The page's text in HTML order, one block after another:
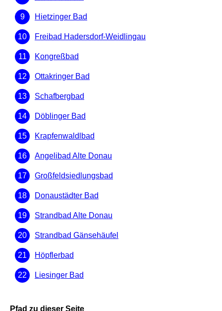
Hietzinger Bad
Freibad Hadersdorf-Weidlingau
Kongreßbad
Ottakringer Bad
Schafbergbad
Döblinger Bad
Krapfenwaldlbad
Angelibad Alte Donau
Großfeldsiedlungsbad
Donaustädter Bad
Strandbad Alte Donau
Strandbad Gänsehäufel
Höpflerbad
Liesinger Bad
Pfad zu dieser Seite